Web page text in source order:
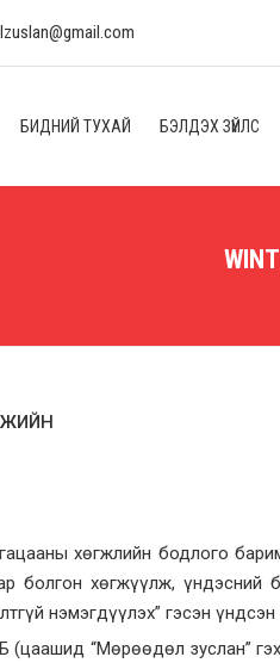
БИДНИЙ ТУХАЙ БЭЛДЭХ ЗҮЙЛС
хөгжлийн бодлого
болгон хөгжүүлж,
нэмэгдүүлэх” гэсэн
“Мөрөөдөл зуслан”